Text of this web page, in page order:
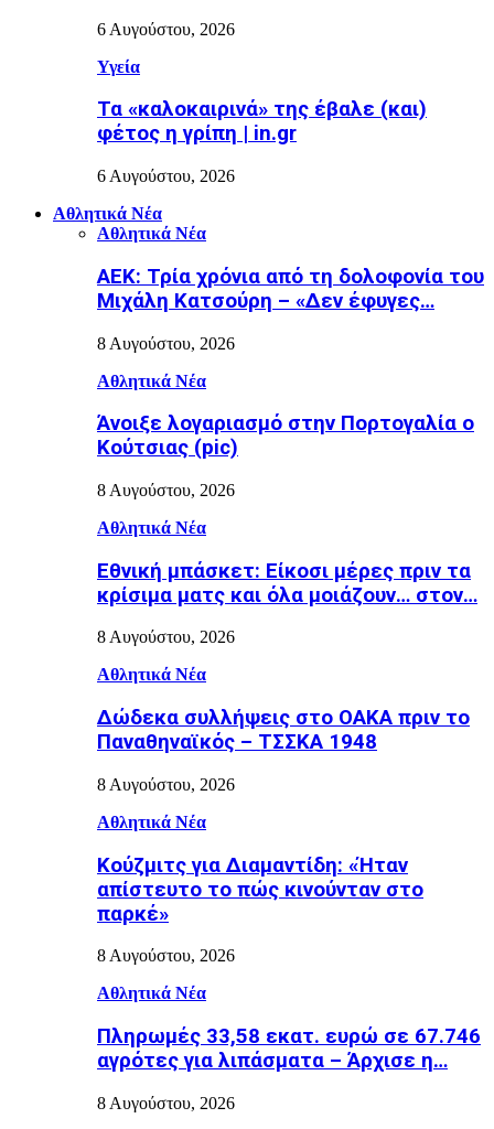
6 Αυγούστου, 2026
Υγεία
Τα «καλοκαιρινά» της έβαλε (και)
φέτος η γρίπη | in.gr
6 Αυγούστου, 2026
Αθλητικά Νέα
Αθλητικά Νέα
ΑΕΚ: Τρία χρόνια από τη δολοφονία του
Μιχάλη Κατσούρη – «Δεν έφυγες…
8 Αυγούστου, 2026
Αθλητικά Νέα
Άνοιξε λογαριασμό στην Πορτογαλία ο
Κούτσιας (pic)
8 Αυγούστου, 2026
Αθλητικά Νέα
Εθνική μπάσκετ: Είκοσι μέρες πριν τα
κρίσιμα ματς και όλα μοιάζουν… στον…
8 Αυγούστου, 2026
Αθλητικά Νέα
Δώδεκα συλλήψεις στο ΟΑΚΑ πριν το
Παναθηναϊκός – ΤΣΣΚΑ 1948
8 Αυγούστου, 2026
Αθλητικά Νέα
Κούζμιτς για Διαμαντίδη: «Ήταν
απίστευτο το πώς κινούνταν στο
παρκέ»
8 Αυγούστου, 2026
Αθλητικά Νέα
Πληρωμές 33,58 εκατ. ευρώ σε 67.746
αγρότες για λιπάσματα – Άρχισε η…
8 Αυγούστου, 2026